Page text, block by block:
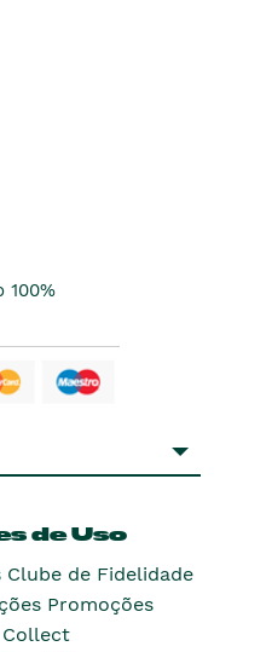
100%
de Uso
Clube de Fidelidade
Promoções
Collect